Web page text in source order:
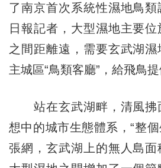
了南京首次系統性濕地鳥
日報記者，大型濕地主要
之間距離遠，需要玄武湖
主城區“鳥類客廳”，給飛鳥提
站在玄武湖畔，清風拂
想中的城市生態體系，“整
張網，玄武湖上的無人島